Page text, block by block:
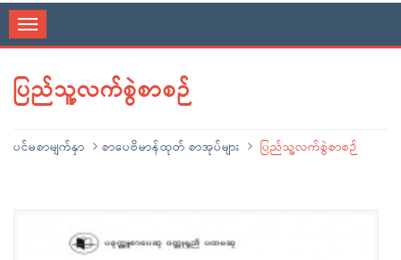
Toggle
navigation
ပြည်သူ့လက်စွဲစာစဉ်
ပင်မစာမျက်နှာ စာပေဗိမာန်ထုတ် စာအုပ်များ ပြည်သူ့လက်စွဲစာစဉ်